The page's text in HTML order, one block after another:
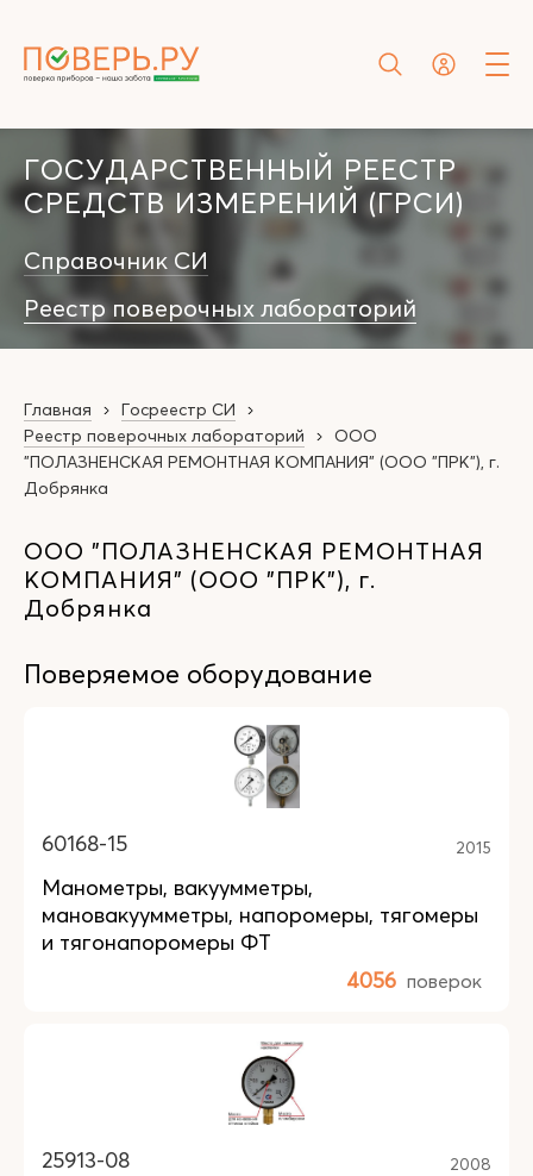
ГОСУДАРСТВЕННЫЙ РЕЕСТР
СРЕДСТВ ИЗМЕРЕНИЙ (ГРСИ)
Справочник СИ
Реестр поверочных лабораторий
Главная
Госреестр СИ
Реестр поверочных лабораторий
ООО
"ПОЛАЗНЕНСКАЯ РЕМОНТНАЯ КОМПАНИЯ" (ООО "ПРК"), г.
Добрянка
ООО "ПОЛАЗНЕНСКАЯ РЕМОНТНАЯ
КОМПАНИЯ" (ООО "ПРК"), г.
Добрянка
Поверяемое оборудование
60168-15 2015
Манометры, вакуумметры,
мановакуумметры, напоромеры, тягомеры
и тягонапоромеры ФТ
4056 поверок
25913-08 2008